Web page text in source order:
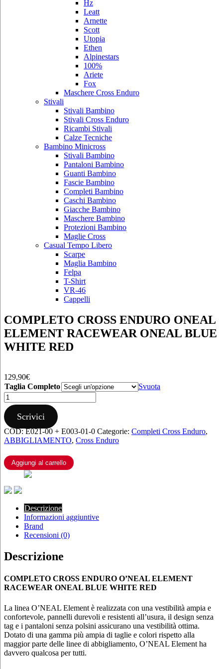
Hz
Leatt
Arnette
Scott
Utopia
Ethen
Alpinestars
100%
Ariete
Fox
Maschere Cross Enduro
Stivali
Stivali Bambino
Stivali Cross Enduro
Ricambi Stivali
Calze Tecniche
Bambino Minicross
Stivali Bambino
Pantaloni Bambino
Guanti Bambino
Fascie Bambino
Completi Bambino
Caschi Bambino
Giacche Bambino
Maschere Bambino
Protezioni Bambino
Maglie Cross
Casual Tempo Libero
Scarpe
Maglia Bambino
Felpa
T-Shirt
VR-46
Cappelli
COMPLETO CROSS ENDURO ONEAL
ELEMENT RACEWEAR ONEAL BLUE
WHITE RED
129,90€
Taglia Completo
Svuota
COMPLETO
CROSS
ENDURO
ONEAL
ELEMENT
RACEWEAR
BLUE
WHITE
quantità
Scrivici
COD:E021-00 + E003-01-0 Categorie: Completi Cross Enduro,
ABBIGLIAMENTO, Cross Enduro
Aggiungi al carrello
Descrizione
Informazioni aggiuntive
Brand
Recensioni (0)
Descrizione
COMPLETO CROSS ENDURO O’NEAL ELEMENT
RACEWEAR ONEAL BLUE WHITE RED
La linea O’NEAL Element è realizzata con una vestibilità ampia e
confortevole, pannelli durevoli e resistenti all’usura, il design senza
tag e i pantaloni senza polsini assicurano una vestibilità ottima.
Dotato di una gamma più ampia di taglie e colori rispetto alla
maggior parte delle linee di abbigliamento, O’NEAL Element ha
davvero qualcosa per tutti.